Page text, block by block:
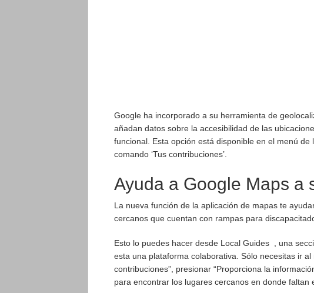
Google ha incorporado a su herramienta de
añadan datos sobre la accesibilidad de las
funcional. Esta opción está disponible en el menú
comando ‘Tus contribuciones’.
Ayuda a Google Maps a
La nueva función de la aplicación de mapas te
cercanos que cuentan con rampas para
Esto lo puedes hacer desde Local Guides
, una
esta una plataforma colaborativa. Sólo necesitas ir
contribuciones”, presionar “Proporciona la
para encontrar los lugares cercanos en donde faltan